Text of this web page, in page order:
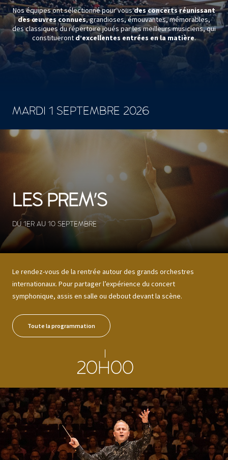
Nos équipes ont sélectionné pour vousdes concerts réunissant
des œuvres connues, grandioses, émouvantes, mémorables,
des classiques du répertoire joués par les meilleurs musiciens, qui
constitueront d’excellentes entrées en la matière.
MARDI 1 SEPTEMBRE 2026
CONCERTS ET SPECTACLES
Le rendez-vous de la rentrée autour des grands orchestres
internationaux. Pour partager l’expérience du concert
symphonique, assis en salle ou debout devant la scène.
Toute la programmation
LES PREM'S
DU 1ER AU 10 SEPTEMBRE
20H00